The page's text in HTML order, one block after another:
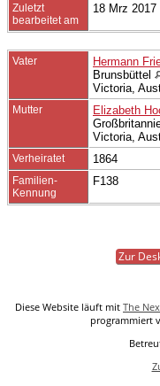
Zuletzt
bearbeitet am
18 Mrz 2017
Vater Hermann
Brunsbüttel
Victoria,
Mutter Elizabeth
Victoria,
Verheiratet 1864
Familien-
Kennung
F138
Zur
Diese Website läuft mit The
programmiert